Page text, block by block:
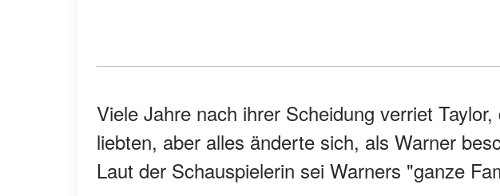
Viele Jahre nach ihrer Scheidung verriet
liebten, aber alles änderte sich, als Warner
Laut der Schauspielerin sei Warners "ganze